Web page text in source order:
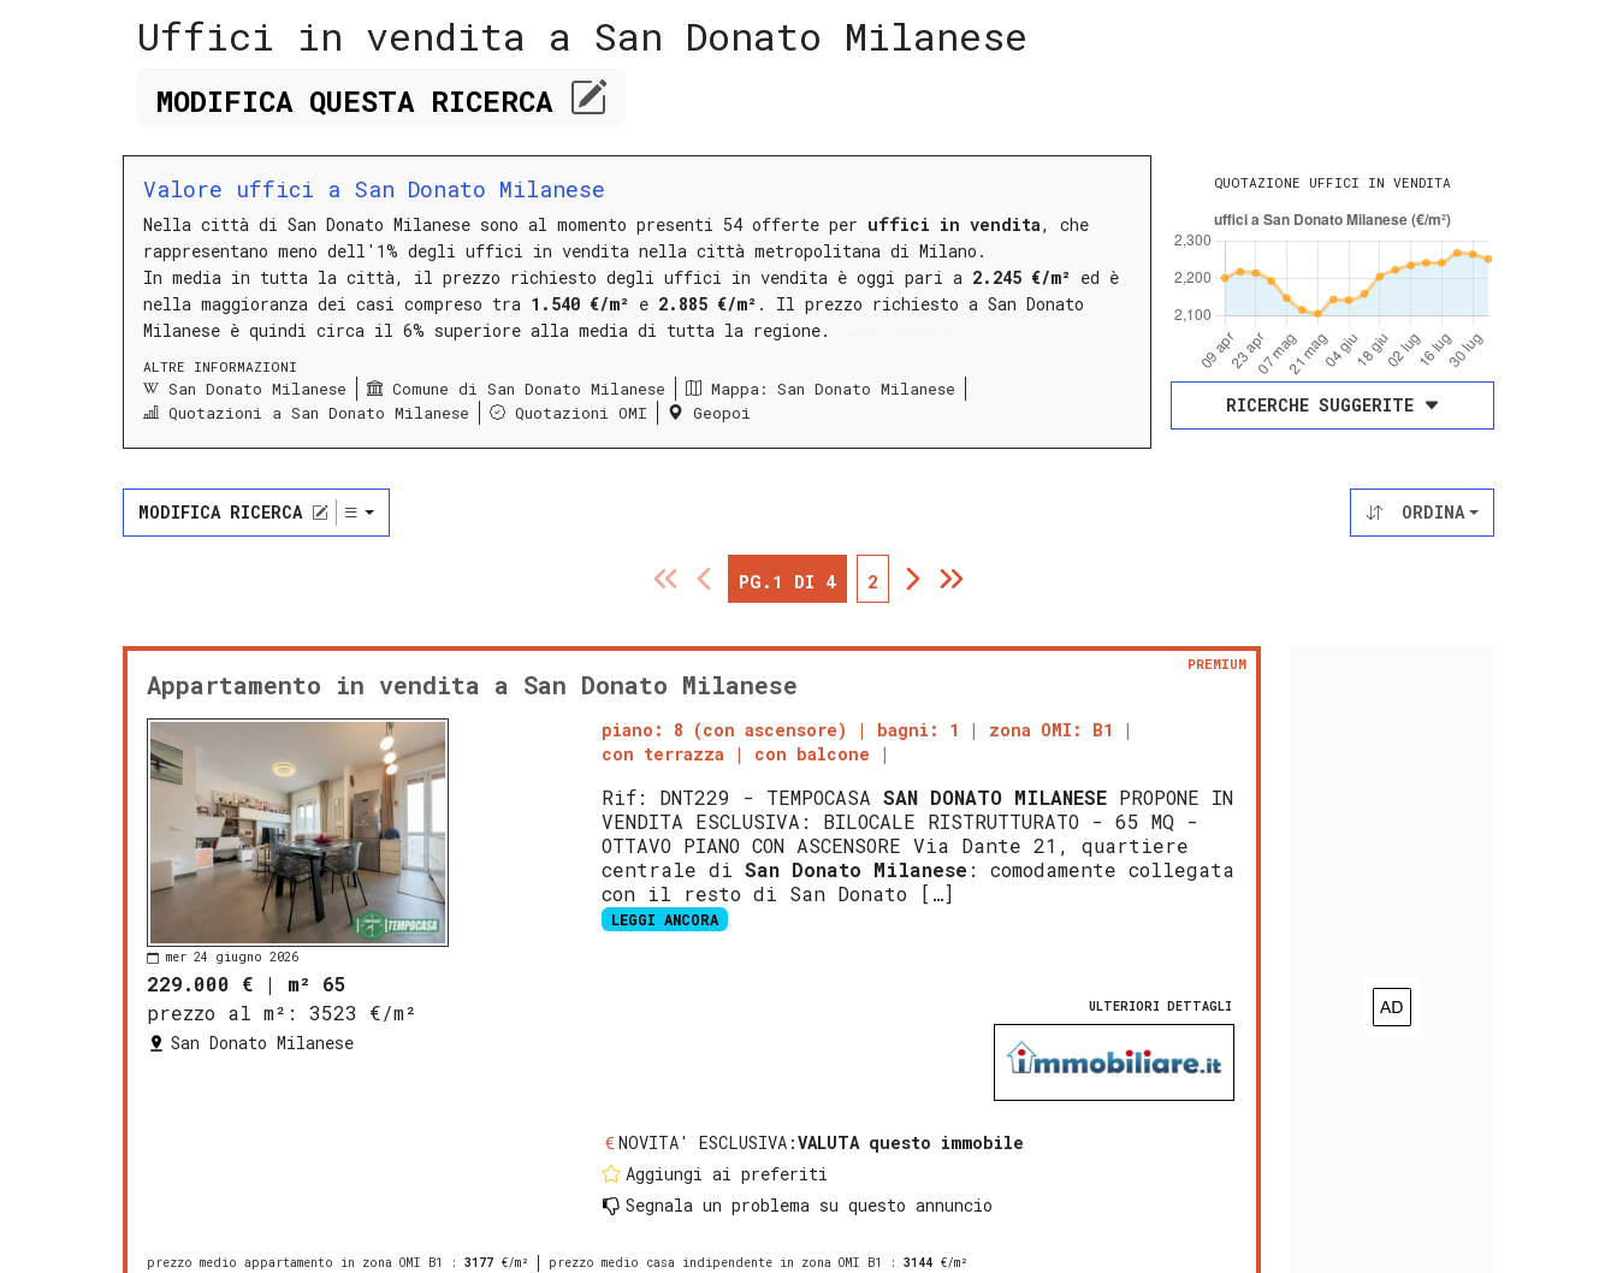
Uffici in vendita a San Donato Milanese
MODIFICA QUESTARICERCA
Valore uffici a San Donato Milanese
Nella città di San Donato Milanese sono al momento presenti 54 offerte per uffici in vendita, che
rappresentano meno dell'1% degli uffici in vendita nella città metropolitana di Milano.
In media in tutta la città, il prezzo richiesto degli uffici in vendita è oggi pari a 2.245 €/m² ed è
nella maggioranza dei casi compreso tra 1.540 €/m² e 2.885 €/m² . Il prezzo richiesto a San Donato
Milanese è quindi circa il 6% superiore alla media di tutta la regione.
ALTRE INFORMAZIONI
San Donato Milanese Comune di San Donato Milanese
Mappa: San Donato Milanese
Quotazioni a San Donato Milanese
Quotazioni OMI Geopoi
QUOTAZIONE UFFICI IN VENDITA
RICERCHE SUGGERITE
MODIFICA RICERCA ORDINA
PG.1 DI 4 2
Appartamento in vendita a San Donato Milanese
PREMIUM
mer 24 giugno 2026
229.000 € | m² 65
prezzo al m²:
3523 €/m²
San Donato Milanese
piano: 8 (con ascensore) bagni: 1
zona OMI: B1
con terrazza
con balcone
Rif: DNT229 - TEMPOCASASAN DONATO MILANESE PROPONE IN
VENDITA ESCLUSIVA: BILOCALE RISTRUTTURATO - 65 MQ -
OTTAVO PIANO CON ASCENSORE Via Dante 21, quartiere
centrale diSan Donato Milanese : comodamente collegata
con il resto di San Donato […]
LEGGI ANCORA
ULTERIORI DETTAGLI
NOVITA' ESCLUSIVA:VALUTA questo immobile
Aggiungi ai preferiti
Segnala un problema su questo annuncio
prezzo medio appartamento in zona OMI B1 : 3177 €/m² prezzo medio casa indipendente in zona OMI B1 : 3144 €/m²